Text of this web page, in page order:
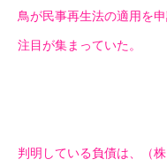
鳥が民事再生法の適用を
注目が集まっていた。
判明している負債は、（